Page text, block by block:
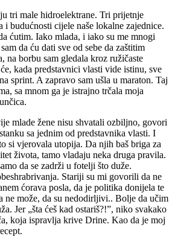
tri male hidroelektrane. Tri prijetnje
budućnosti cijele naše lokalne zajednice.
ćutim. Iako mlada, i iako su me mnogi
da ću dati sve od sebe da zaštitim
na borbu sam gledala kroz ružičaste
kada predstavnici vlasti vide istinu, sve
sprint. A zapravo sam ušla u maraton. Taj
sa mnom ga je istrajno trčala moja
mlade žene nisu shvatali ozbiljno, govori
sa jednim od predstavnika vlasti. I
si vjerovala utopija. Da njih baš briga za
života, tamo vladaju neka druga pravila.
da se zadrži u fotelji što duže.
Stariji su mi govorili da ne
ćorava posla, da je politika donijela te
ne može, da su nedodirljivi.. Bolje da učim
Jer „šta ćeš kad ostariš?!”, niko svakako
koja ispravlja krive Drine. Kao da je moj